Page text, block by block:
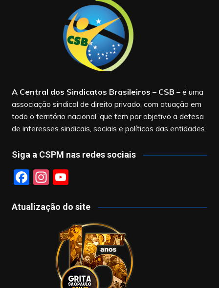
A Central dos Sindicatos Brasileiros – CSB –é uma
associação sindical de direito privado, com atuação em
todo o território nacional, que tem por objetivo a defesa
de interesses sindicais, sociais e políticos das entidades.
Siga a CSPM nas redes sociais
F
c
In
a
m
Y
u
T
u
b
e
Atualização do site